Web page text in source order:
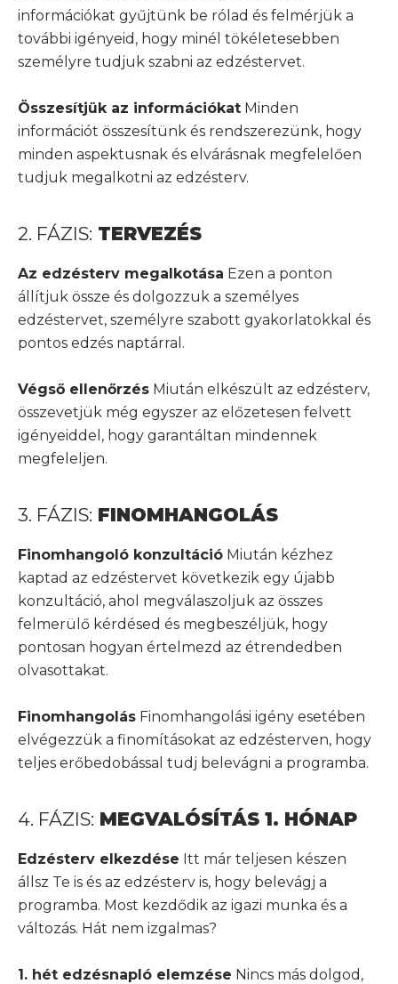
információkat gyűjtünk be rólad és felmérjük a
további igényeid, hogy minél tökéletesebben
személyre tudjuk szabni az edzéstervet.
Összesítjük az információkat Minden
információt összesítünk és rendszerezünk, hogy
minden aspektusnak és elvárásnak megfelelően
tudjuk megalkotni az edzésterv.
2. FÁZIS: TERVEZÉS
Az edzésterv megalkotása Ezen a ponton
állítjuk össze és dolgozzuk a személyes
edzéstervet, személyre szabott gyakorlatokkal és
pontos edzés naptárral.
Végső ellenőrzés Miután elkészült az edzésterv,
összevetjük még egyszer az előzetesen felvett
igényeiddel, hogy garantáltan mindennek
megfeleljen.
3. FÁZIS: FINOMHANGOLÁS
Finomhangoló konzultáció Miután kézhez
kaptad az edzéstervet következik egy újabb
konzultáció, ahol megválaszoljuk az összes
felmerülő kérdésed és megbeszéljük, hogy
pontosan hogyan értelmezd az étrendedben
olvasottakat.
Finomhangolás Finomhangolási igény esetében
elvégezzük a finomításokat az edzésterven, hogy
teljes erőbedobással tudj belevágni a programba.
4. FÁZIS: MEGVALÓSÍTÁS 1. HÓNAP
Edzésterv elkezdése Itt már teljesen készen
állsz Te is és az edzésterv is, hogy belevágj a
programba. Most kezdődik az igazi munka és a
változás. Hát nem izgalmas?
1. hét edzésnapló elemzése Nincs más dolgod,